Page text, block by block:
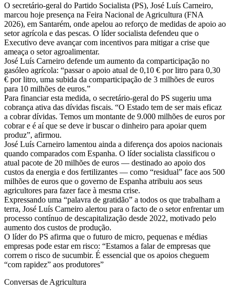
O secretário-geral do Partido Socialista (PS), José Luís Carneiro,
marcou hoje presença na Feira Nacional de Agricultura (FNA
2026), em Santarém, onde apelou ao reforço de medidas de apoio ao
setor agrícola e das pescas. O líder socialista defendeu que o
Executivo deve avançar com incentivos para mitigar a crise que
ameaça o setor agroalimentar.
José Luís Carneiro defende um aumento da comparticipação no
gasóleo agrícola: “passar o apoio atual de 0,10 € por litro para 0,30
€ por litro, uma subida da comparticipação de 3 milhões de euros
para 10 milhões de euros.”
Para financiar esta medida, o secretário-geral do PS sugeriu uma
cobrança ativa das dívidas fiscais. “O Estado tem de ser mais eficaz
a cobrar dívidas. Temos um montante de 9.000 milhões de euros por
cobrar e é aí que se deve ir buscar o dinheiro para apoiar quem
produz”, afirmou.
José Luís Carneiro lamentou ainda a diferença dos apoios nacionais
quando comparados com Espanha. O líder socialista classificou o
atual pacote de 20 milhões de euros — destinado ao apoio dos
custos da energia e dos fertilizantes — como “residual” face aos 500
milhões de euros que o governo de Espanha atribuiu aos seus
agricultores para fazer face à mesma crise.
Expressando uma “palavra de gratidão” a todos os que trabalham a
terra, José Luís Carneiro alertou para o facto de o setor enfrentar um
processo contínuo de descapitalização desde 2022, motivado pelo
aumento dos custos de produção.
O líder do PS afirma que o futuro de micro, pequenas e médias
empresas pode estar em risco: “Estamos a falar de empresas que
correm o risco de sucumbir. É essencial que os apoios cheguem
“com rapidez” aos produtores”
Conversas de Agricultura